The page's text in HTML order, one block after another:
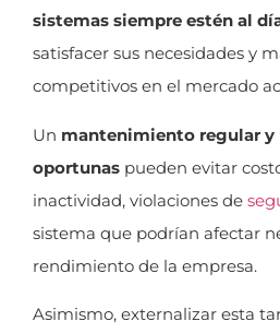
sistemas siempre estén al
satisfacer sus necesidades y
competitivos en el mercado
Un mantenimiento regular y
oportunas pueden evitar
inactividad, violaciones de
sistema que podrían afectar
rendimiento de la empresa.
Asimismo, externalizar esta